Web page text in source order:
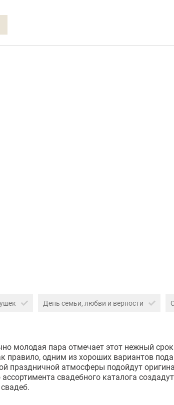
День семьи, любви и верности
молодая пара отмечает этот нежный
правило, одним из хороших вариантов
праздничной атмосферы подойдут
свадебного каталога создадут